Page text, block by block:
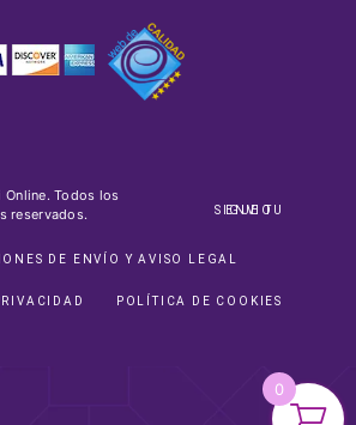
Todos los
reservados.
SIGUE TU ENVIO
DE ENVÍO Y AVISO LEGAL
POLÍTICA DE COOKIES
0